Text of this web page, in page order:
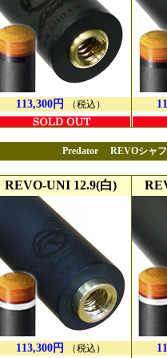
113,300円 （税込）
Predator REVOシャフ
REVO-UNI 12.9(白)
113,300円 （税込）